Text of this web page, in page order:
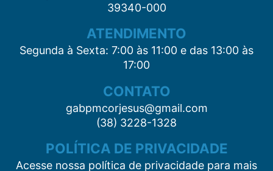
39340-000
ATENDIMENTO
Segunda à Sexta: 7:00 às 11:00 e das 13:00 às
17:00
CONTATO
gabpmcorjesus@gmail.com
(38) 3228-1328
POLÍTICA DE PRIVACIDADE
Acesse nossa política de privacidade para mais